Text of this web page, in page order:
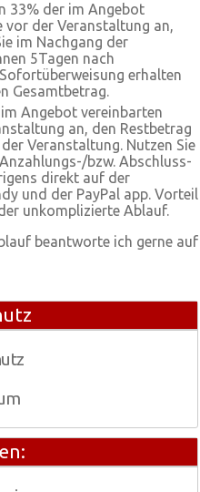
33% der im Angebot
vor der Veranstaltung an,
im Nachgang der
5Tagen nach
erhalten
Gesamtbetrag.
Angebot vereinbarten
an, den Restbetrag
Veranstaltung. Nutzen Sie
bzw. Abschluss-
direkt auf der
und der PayPal app. Vorteil
unkomplizierte Ablauf.
beantworte ich gerne auf